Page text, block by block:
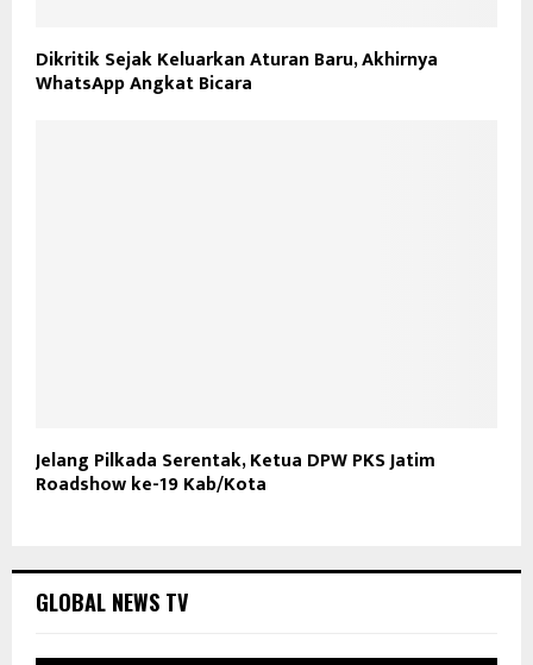
Dikritik Sejak Keluarkan Aturan Baru, Akhirnya
WhatsApp Angkat Bicara
Jelang Pilkada Serentak, Ketua DPW PKS Jatim
Roadshow ke-19 Kab/Kota
GLOBAL NEWS TV